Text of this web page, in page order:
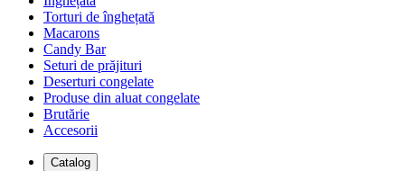
Torturi de înghețată
Macarons
Candy Bar
Seturi de prăjituri
Deserturi congelate
Produse din aluat congelate
Brutărie
Accesorii
Catalog